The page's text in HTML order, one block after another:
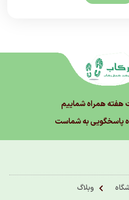
پاسخگویی به شماست
وبلاگ